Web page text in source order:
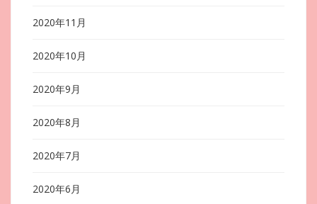
2020年11月
2020年10月
2020年9月
2020年8月
2020年7月
2020年6月